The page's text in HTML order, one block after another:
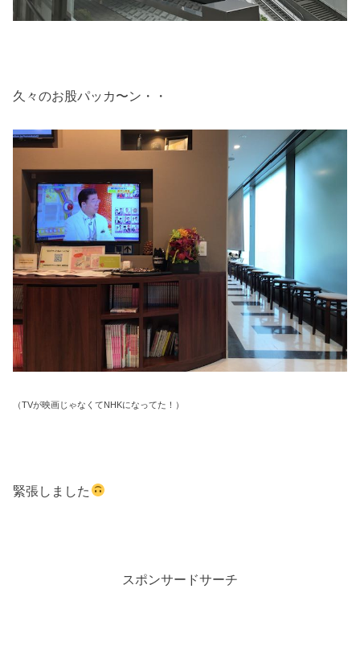
久々のお股パッカ〜ン・・
（TVが映画じゃなくてNHKになってた！）
緊張しました
スポンサードサーチ